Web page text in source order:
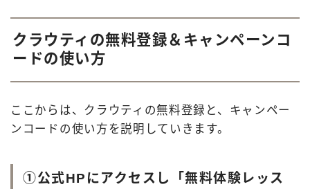
クラウティの無料登録＆キャンペーンコ
ードの使い方
ここからは、クラウティの無料登録と、キャンペー
ンコードの使い方を説明していきます。
①公式HPにアクセスし「無料体験レッス